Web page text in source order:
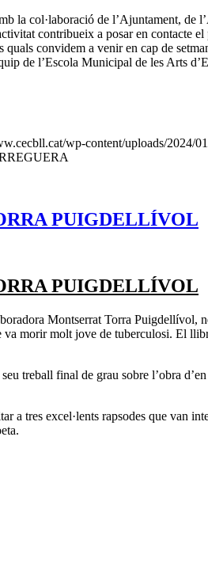
col·laboració de l’Ajuntament, de
contribueix a posar en contacte
convidem a venir en cap de
de l’Escola Municipal de les Arts
wp-content/uploads/2024/
PUIGDELLÍVOL
PUIGDELLÍVOL
Montserrat Torra Puigdellívol,
morir molt jove de tuberculosi. El
treball final de grau sobre l’obra
a tres excel·lents rapsodes que van